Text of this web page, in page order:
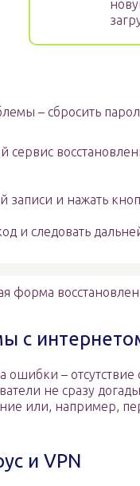
– сбросить
записи и нажать
и следовать
форма
с
–
не сразу
или, например,
и VPN